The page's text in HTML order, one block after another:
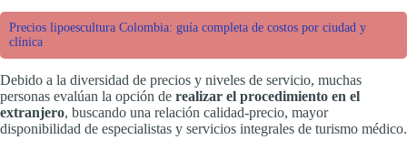
Precios lipoescultura Colombia: guía completa de costos por ciudad y
clínica
Debido a la diversidad de precios y niveles de servicio, muchas
personas evalúan la opción de realizar el procedimiento en el
extranjero, buscando una relación calidad-precio, mayor
disponibilidad de especialistas y servicios integrales de turismo médico.